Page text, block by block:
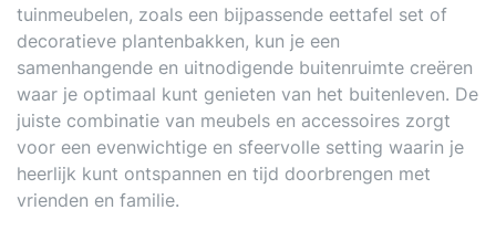
tuinmeubelen, zoals een bijpassende eettafel set of
decoratieve plantenbakken, kun je een
samenhangende en uitnodigende buitenruimte creëren
waar je optimaal kunt genieten van het buitenleven. De
juiste combinatie van meubels en accessoires zorgt
voor een evenwichtige en sfeervolle setting waarin je
heerlijk kunt ontspannen en tijd doorbrengen met
vrienden en familie.